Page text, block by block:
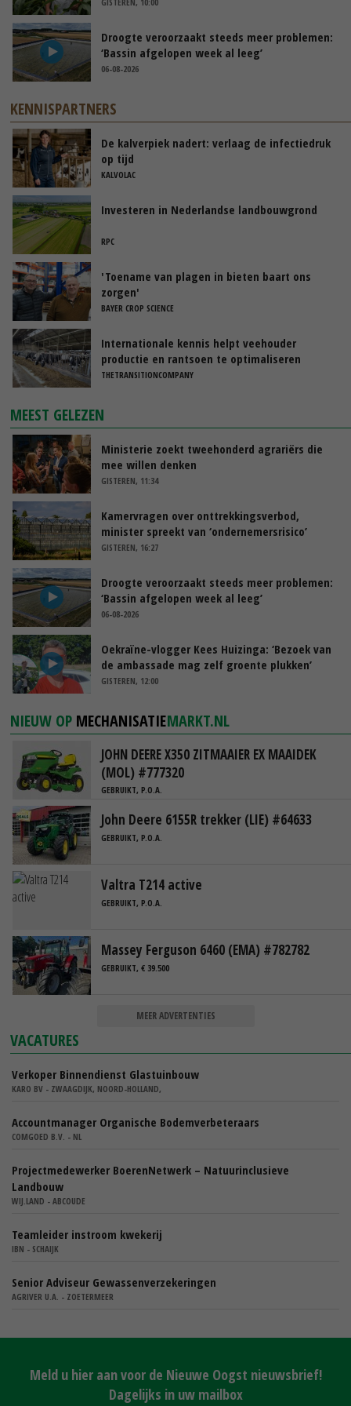
Droogte veroorzaakt steeds meer problemen:
‘Bassin afgelopen week al leeg’
06-08-2026
KENNISPARTNERS
De kalverpiek nadert: verlaag de infectiedruk
op tijd
KALVOLAC
Investeren in Nederlandse landbouwgrond
RPC
'Toename van plagen in bieten baart ons
zorgen'
BAYER CROP SCIENCE
Internationale kennis helpt veehouder
productie en rantsoen te optimaliseren
THETRANSITIONCOMPANY
MEEST GELEZEN
Ministerie zoekt tweehonderd agrariërs die
mee willen denken
GISTEREN, 11:34
Kamervragen over onttrekkingsverbod,
minister spreekt van ‘ondernemersrisico’
GISTEREN, 16:27
Droogte veroorzaakt steeds meer problemen:
‘Bassin afgelopen week al leeg’
06-08-2026
Oekraïne-vlogger Kees Huizinga: ‘Bezoek van
de ambassade mag zelf groente plukken’
GISTEREN, 12:00
NIEUW OP MECHANISATIEMARKT.NL
JOHN DEERE X350 ZITMAAIER EX MAAIDEK
(MOL) #777320
GEBRUIKT, P.O.A.
John Deere 6155R trekker (LIE) #64633
GEBRUIKT, P.O.A.
Valtra T214 active
GEBRUIKT, P.O.A.
Massey Ferguson 6460 (EMA) #782782
GEBRUIKT, € 39.500
MEER ADVERTENTIES
VACATURES
Verkoper Binnendienst Glastuinbouw
KARO BV - ZWAAGDIJK, NOORD-HOLLAND,
Accountmanager Organische Bodemverbeteraars
COMGOED B.V. - NL
Projectmedewerker BoerenNetwerk – Natuurinclusieve
Landbouw
WIJ.LAND - ABCOUDE
Teamleider instroom kwekerij
IBN - SCHAIJK
Senior Adviseur Gewassenverzekeringen
AGRIVER U.A. - ZOETERMEER
Meld u hier aan voor de Nieuwe Oogst nieuwsbrief!
Dagelijks in uw mailbox